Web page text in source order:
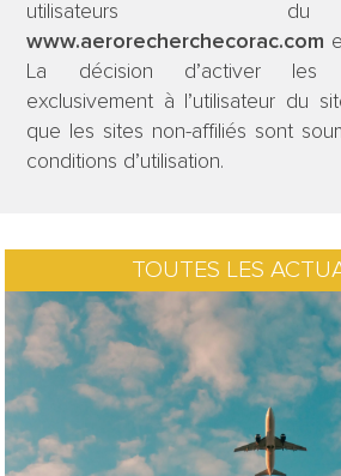
utilisateurs
www.aerorecherchecorac.com
La décision d’activer les
exclusivement à l’utilisateur du
que les sites non-affiliés sont
conditions d’utilisation.
TOUTES LES